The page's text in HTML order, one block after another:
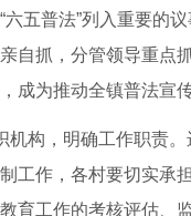
普法”列入重要的议
自抓，分管领导重点
成为推动全镇普法宣
，明确工作职责。
工作，各村要切实承
育工作的考核评估、